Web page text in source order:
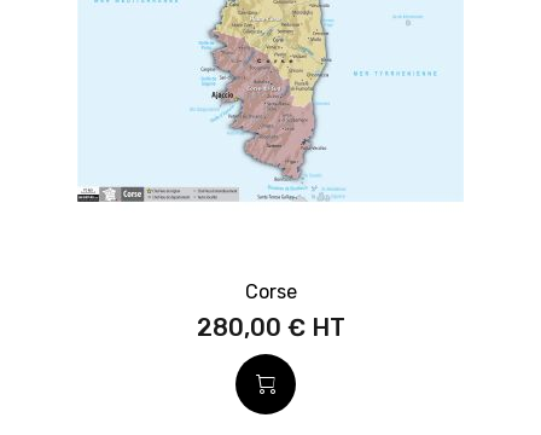
Corse
280,00 €